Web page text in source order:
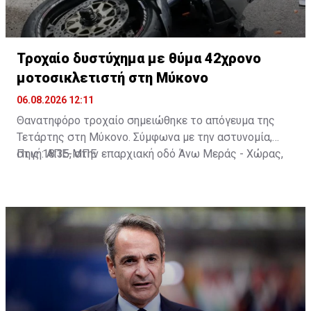
Τροχαίο δυστύχημα με θύμα 42χρονο
μοτοσικλετιστή στη Μύκονο
06.08.2026 12:11
Θανατηφόρο τροχαίο σημειώθηκε το απόγευμα της
Τετάρτης στη Μύκονο. Σύμφωνα με την αστυνομία,
στις 18:35, στην επαρχιακή οδό Άνω Μεράς - Χώρας,
25χρονος. Από τη σύγκρουση ο 42χρονος
τραυματίστηκε θανάσιμα. Τα αίτια του δυστυχήματος
διερευνώνται από την Υποδιεύθυνση Αστυνομίας
Πηγή: ΑΠΕ-ΜΠΕ